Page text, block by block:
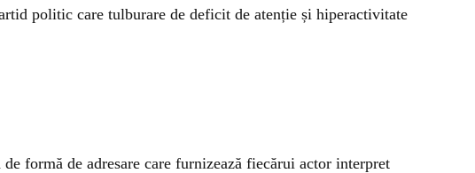
politic care tulburare de deficit de atenție și hiperactivitate
formă de adresare care furnizează fiecărui actor interpret